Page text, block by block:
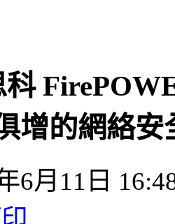
增的網絡安
6月11日